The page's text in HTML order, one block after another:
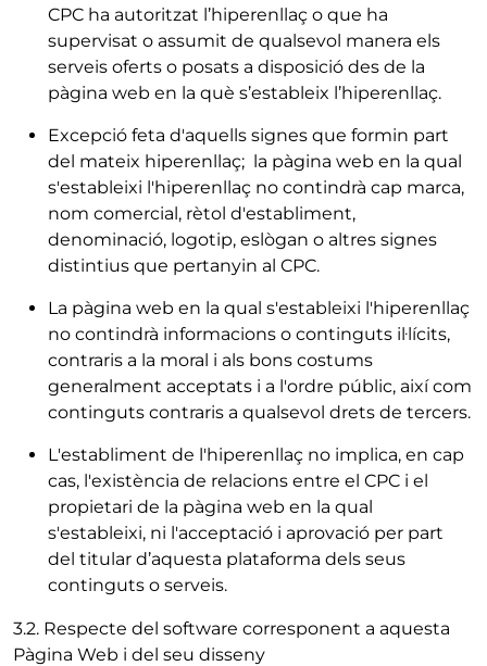
CPC ha autoritzat l’hiperenllaç o que ha
supervisat o assumit de qualsevol manera els
serveis oferts o posats a disposició des de la
pàgina web en la què s’estableix l’hiperenllaç.
Excepció feta d'aquells signes que formin part
del mateix hiperenllaç; la pàgina web en la qual
s'estableixi l'hiperenllaç no contindrà cap marca,
nom comercial, rètol d'establiment,
denominació, logotip, eslògan o altres signes
distintius que pertanyin al CPC.
La pàgina web en la qual s'estableixi l'hiperenllaç
no contindrà informacions o continguts il·lícits,
contraris a la moral i als bons costums
generalment acceptats i a l'ordre públic, així com
continguts contraris a qualsevol drets de tercers.
L'establiment de l'hiperenllaç no implica, en cap
cas, l'existència de relacions entre el CPC i el
propietari de la pàgina web en la qual
s'estableixi, ni l'acceptació i aprovació per part
del titular d’aquesta plataforma dels seus
continguts o serveis.
3.2. Respecte del software corresponent a aquesta
Pàgina Web i del seu disseny